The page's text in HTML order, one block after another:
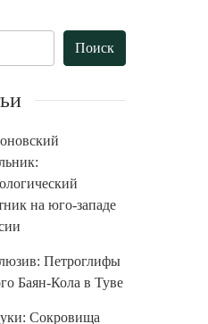
на юго-западе
Петроглифы
Баян-Кола в Туве
Сокровища